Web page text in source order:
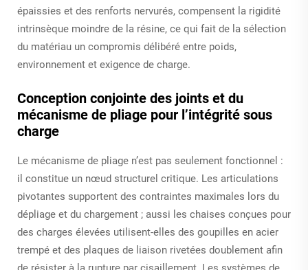
épaissies et des renforts nervurés, compensent la rigidité
intrinsèque moindre de la résine, ce qui fait de la sélection
du matériau un compromis délibéré entre poids,
environnement et exigence de charge.
Conception conjointe des joints et du
mécanisme de pliage pour l’intégrité sous
charge
Le mécanisme de pliage n’est pas seulement fonctionnel :
il constitue un nœud structurel critique. Les articulations
pivotantes supportent des contraintes maximales lors du
dépliage et du chargement ; aussi les chaises conçues pour
des charges élevées utilisent-elles des goupilles en acier
trempé et des plaques de liaison rivetées doublement afin